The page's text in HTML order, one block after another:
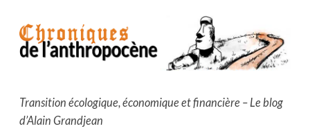
contenu
Transition écologique, économique et financière – Le blog
d’Alain Grandjean